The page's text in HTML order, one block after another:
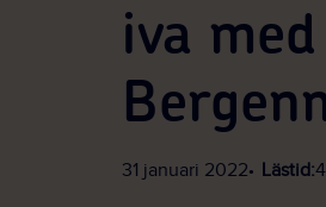
iva med
31 januari 2022 Lästid: